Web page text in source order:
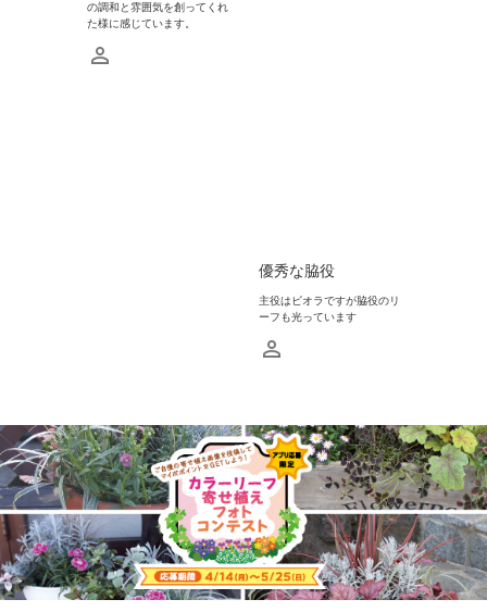
の調和と雰囲気を創ってくれ
た様に感じています。
優秀な脇役
主役はビオラですが脇役のリ
ーフも光っています